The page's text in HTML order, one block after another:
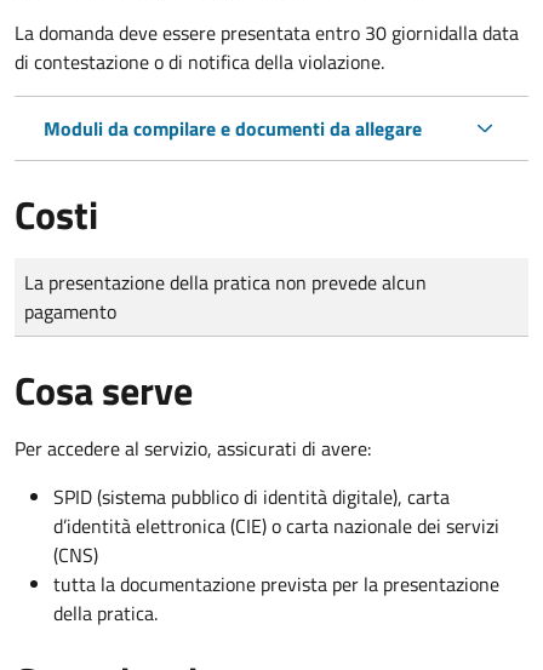
La domanda deve essere presentata entro 30 giornidalla data
di contestazione o di notifica della violazione.
Moduli da compilare e documenti da allegare
Costi
Tipo di pagamento
Importo
La presentazione della pratica non prevede alcun
pagamento
Cosa serve
Per accedere al servizio, assicurati di avere:
SPID (sistema pubblico di identità digitale), carta
d’identità elettronica (CIE) o carta nazionale dei servizi
(CNS)
tutta la documentazione prevista per la presentazione
della pratica.